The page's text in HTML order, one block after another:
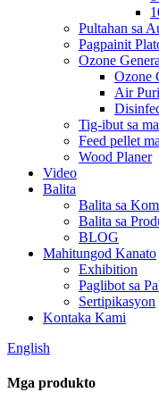
Pultahan sa
Pagpainit
Ozone
Ozone
Air
Tig-ibut sa
Feed pellet
Wood Planer
Video
Balita
Balita sa
Balita sa
BLOG
Mahitungod Kanato
Exhibition
Paglibot sa
Sertipikasyon
Kontaka Kami
English
Mga produkto